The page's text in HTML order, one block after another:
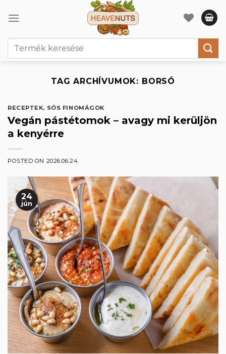
Keresés
TAG ARCHÍVUMOK: BORSÓ
RECEPTEK, SÓS FINOMÁGOK
Vegán pástétomok – avagy mi kerüljön
a kenyérre
POSTED ON 2026.06.24.
24
jún